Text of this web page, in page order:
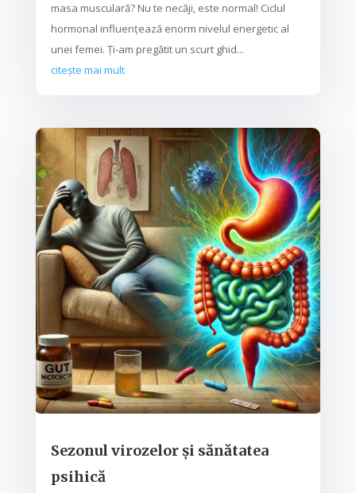
masa musculară? Nu te necăji, este normal! Ciclul
hormonal influențează enorm nivelul energetic al
unei femei. Ți-am pregătit un scurt ghid...
citește mai mult
Sezonul virozelor și sănătatea
psihică